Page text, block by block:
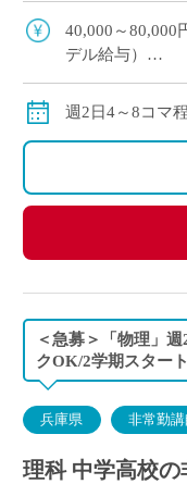
の非常勤講師
40,000～80,000
デル給与）
※ご勤務スター
週2日4～8コマ
＜急募＞「物理」
クOK/2学期スター
兵庫県 非常勤
理科 中学高校